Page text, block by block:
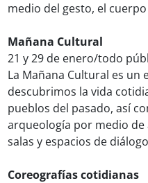
medio del gesto, el
Mañana Cultural
21 y 29 de enero/todo
La Mañana Cultural es un
descubrimos la vida
pueblos del pasado, así
arqueología por medio
salas y espacios de
Coreografías cotidianas